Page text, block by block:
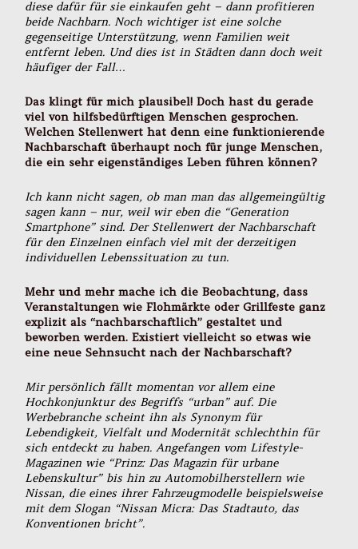
diese dafür für sie einkaufen geht – dann profitieren
beide Nachbarn. Noch wichtiger ist eine solche
gegenseitige Unterstützung, wenn Familien weit
entfernt leben. Und dies ist in Städten dann doch weit
häufiger der Fall…
Das klingt für mich plausibel! Doch hast du gerade
viel von hilfsbedürftigen Menschen gesprochen.
Welchen Stellenwert hat denn eine funktionierende
Nachbarschaft überhaupt noch für junge Menschen,
die ein sehr eigenständiges Leben führen können?
Ich kann nicht sagen, ob man man das allgemeingültig
sagen kann – nur, weil wir eben die “Generation
Smartphone” sind. Der Stellenwert der Nachbarschaft
für den Einzelnen einfach viel mit der derzeitigen
individuellen Lebenssituation zu tun.
Mehr und mehr mache ich die Beobachtung, dass
Veranstaltungen wie Flohmärkte oder Grillfeste ganz
explizit als “nachbarschaftlich” gestaltet und
beworben werden. Existiert vielleicht so etwas wie
eine neue Sehnsucht nach der Nachbarschaft?
Mir persönlich fällt momentan vor allem eine
Hochkonjunktur des Begriffs “urban” auf. Die
Werbebranche scheint ihn als Synonym für
Lebendigkeit, Vielfalt und Modernität schlechthin für
sich entdeckt zu haben. Angefangen vom Lifestyle-
Magazinen wie “Prinz: Das Magazin für urbane
Lebenskultur” bis hin zu Automobilherstellern wie
Nissan, die eines ihrer Fahrzeugmodelle beispielsweise
mit dem Slogan “Nissan Micra: Das Stadtauto, das
Konventionen bricht”.